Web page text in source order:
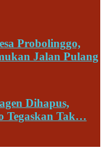
Probolinggo,
Jalan Pulang
Dihapus,
Tegaskan Tak…